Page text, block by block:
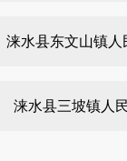
涞水县东文山镇人
涞水县三坡镇人